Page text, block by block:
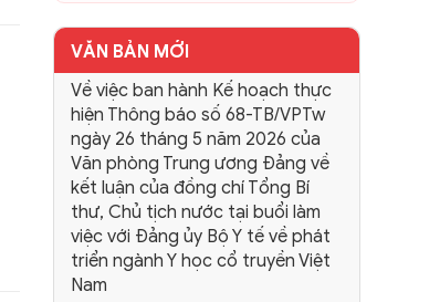
VĂN BẢN MỚI
Về việc ban hành Kế hoạch thực
hiện Thông báo số 68-TB/VPTw
ngày 26 tháng 5 năm 2026 của
Văn phòng Trung ương Đảng về
kết luận của đồng chí Tổng Bí
thư, Chủ tịch nước tại buổi làm
việc với Đảng ủy Bộ Y tế về phát
triển ngành Y học cổ truyền Việt
Nam